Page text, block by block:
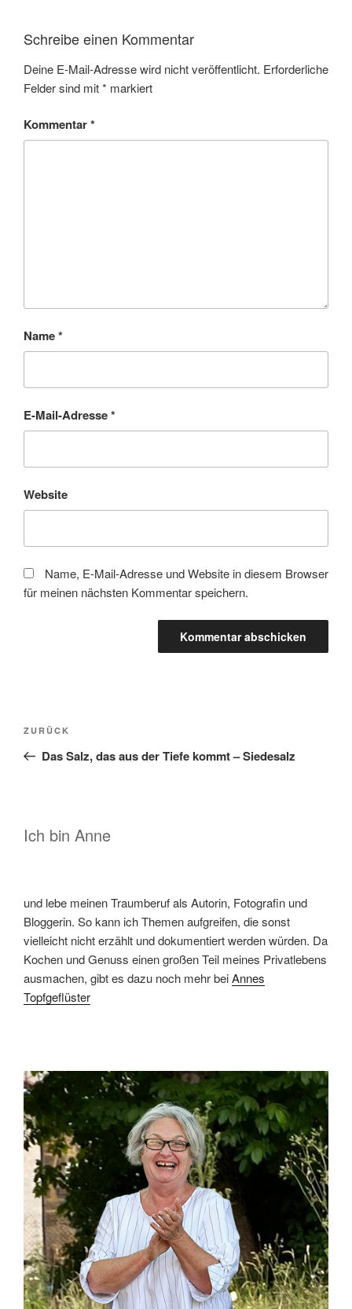
Schreibe einen Kommentar
Deine E-Mail-Adresse wird nicht veröffentlicht. Erforderliche
Felder sind mit* markiert
Kommentar*
Name*
E-Mail-Adresse*
Website
Name, E-Mail-Adresse und Website in diesem Browser
für meinen nächsten Kommentar speichern.
Beitragsnavigation
Vorheriger
Beitrag
ZURÜCK
Das Salz, das aus der Tiefe kommt – Siedesalz
Ich bin Anne
und lebe meinen Traumberuf als Autorin, Fotografin und
Bloggerin. So kann ich Themen aufgreifen, die sonst
vielleicht nicht erzählt und dokumentiert werden würden. Da
Kochen und Genuss einen großen Teil meines Privatlebens
ausmachen, gibt es dazu noch mehr beiAnnes
Topfgeflüster